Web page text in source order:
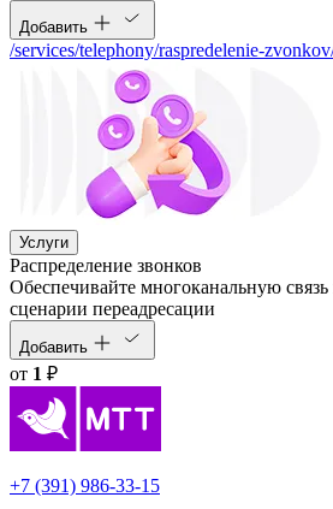
Добавить
/services/telephony/raspredelenie-
Услуги
Распределение звонков
Обеспечивайте многоканальную связь
сценарии переадресации
Добавить
от 1 ₽
+7 (391) 986-33-15